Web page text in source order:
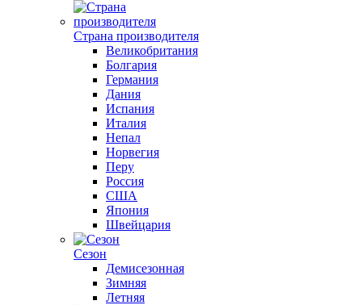
Страна производителя
Великобритания
Болгария
Германия
Дания
Испания
Италия
Непал
Норвегия
Перу
Россия
США
Япония
Швейцария
Сезон
Демисезонная
Зимняя
Летняя